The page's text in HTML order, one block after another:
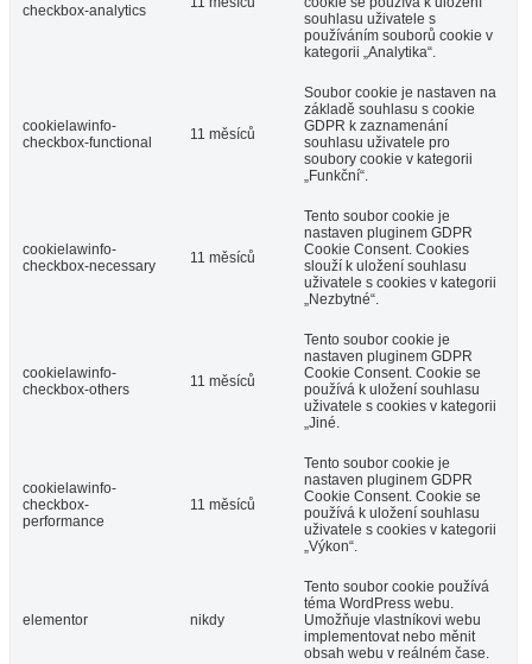
checkbox-analytics
souhlasu uživatele s
používáním souborů cookie v
kategorii „Analytika“.
cookielawinfo-
checkbox-functional
11 měsíců
Soubor cookie je nastaven na
základě souhlasu s cookie
GDPR k zaznamenání
souhlasu uživatele pro
soubory cookie v kategorii
„Funkční“.
cookielawinfo-
checkbox-necessary
11 měsíců
Tento soubor cookie je
nastaven pluginem GDPR
Cookie Consent. Cookies
slouží k uložení souhlasu
uživatele s cookies v kategorii
„Nezbytné“.
cookielawinfo-
checkbox-others
11 měsíců
Tento soubor cookie je
nastaven pluginem GDPR
Cookie Consent. Cookie se
používá k uložení souhlasu
uživatele s cookies v kategorii
„Jiné.
cookielawinfo-
checkbox-
performance
11 měsíců
Tento soubor cookie je
nastaven pluginem GDPR
Cookie Consent. Cookie se
používá k uložení souhlasu
uživatele s cookies v kategorii
„Výkon“.
elementor nikdy
Tento soubor cookie používá
téma WordPress webu.
Umožňuje vlastníkovi webu
implementovat nebo měnit
obsah webu v reálném čase.